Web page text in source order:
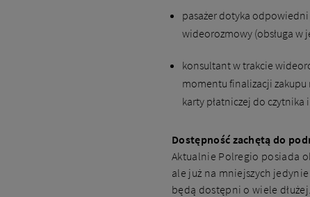
pasażer dotyka odpowiedni
wideorozmowy (obsługa w
konsultant w trakcie
momentu finalizacji
karty płatniczej do
Dostępność zachętą do
Aktualnie Polregio posiada
ale już na mniejszych
będą dostępni o wiele dłużej.